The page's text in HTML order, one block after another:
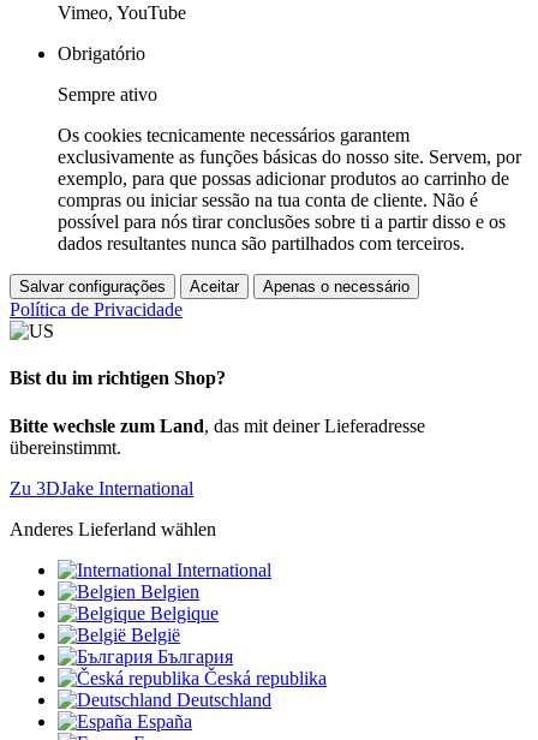
Vimeo, YouTube
Obrigatório
Sempre ativo
Os cookies tecnicamente necessários garantem
exclusivamente as funções básicas do nosso site. Servem, por
exemplo, para que possas adicionar produtos ao carrinho de
compras ou iniciar sessão na tua conta de cliente. Não é
possível para nós tirar conclusões sobre ti a partir disso e os
dados resultantes nunca são partilhados com terceiros.
Salvar configurações Aceitar Apenas o necessário
Política de Privacidade
Bist du im richtigen Shop?
Bitte wechsle zum Land, das mit deiner Lieferadresse
übereinstimmt.
Zu 3DJake International
Anderes Lieferland wählen
International
Belgien
Belgique
België
България
Česká republika
Deutschland
España